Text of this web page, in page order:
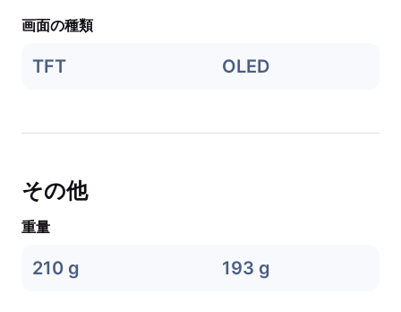
画面の種類
TFT OLED
その他
重量
210 g 193 g